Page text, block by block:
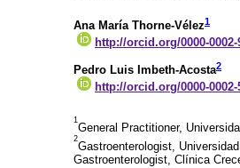
Ana María Thorne-Vélez1
http://orcid.org/0000-0002-
Pedro Luis Imbeth-Acosta2
http://orcid.org/0000-0002-
1
General Practitioner,
2
Gastroenterologist,
Gastroenterologist, Clínica